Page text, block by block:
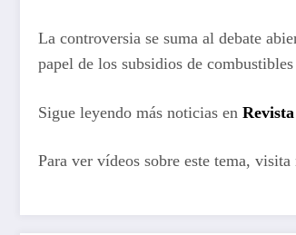
La controversia se suma al debate
papel de los subsidios de
Sigue leyendo más noticias en
Para ver vídeos sobre este tema, visita